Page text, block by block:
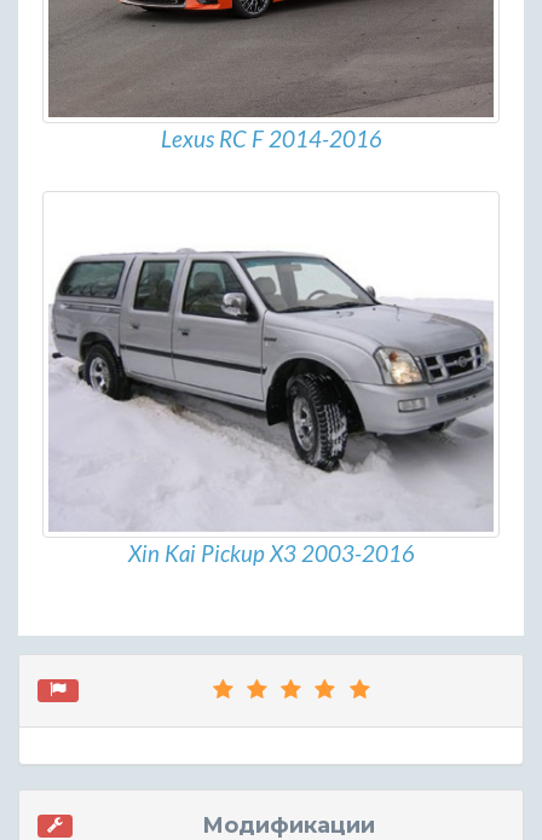
Lexus RC F 2014-2016
Xin Kai Pickup X3 2003-2016
Модификации